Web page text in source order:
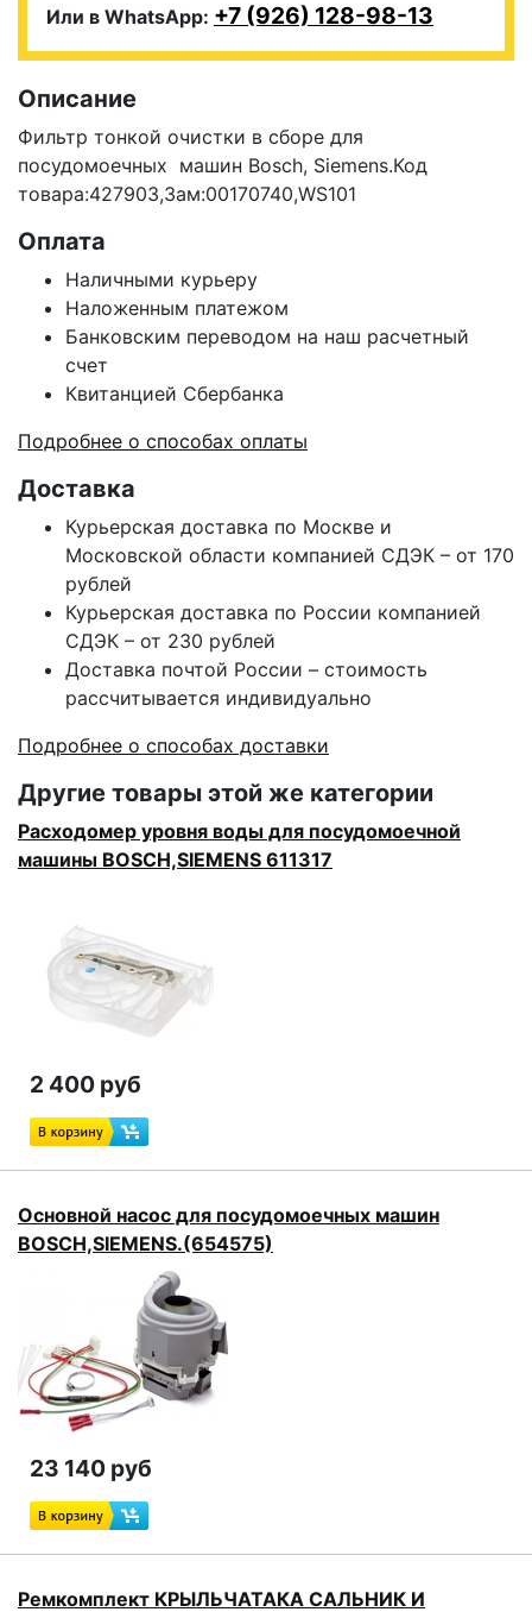
Или в WhatsApp: +7 (926) 128-98-13
Описание
Фильтр тонкой очистки в сборе для
посудомоечных машин Bosch, Siemens.Код
товара:427903,Зам:00170740,WS101
Оплата
Наличными курьеру
Наложенным платежом
Банковским переводом на наш расчетный
счет
Квитанцией Сбербанка
Подробнее о способах оплаты
Доставка
Курьерская доставка по Москве и
Московской области компанией СДЭК – от 170
рублей
Курьерская доставка по России компанией
СДЭК – от 230 рублей
Доставка почтой России – стоимость
рассчитывается индивидуально
Подробнее о способах доставки
Другие товары этой же категории
Расходомер уровня воды для посудомоечной
машины BOSCH,SIEMENS 611317
2 400 руб
Основной насос для посудомоечных машин
BOSCH,SIEMENS.(654575)
23 140 руб
Ремкомплект КРЫЛЬЧАТАКА САЛЬНИК И